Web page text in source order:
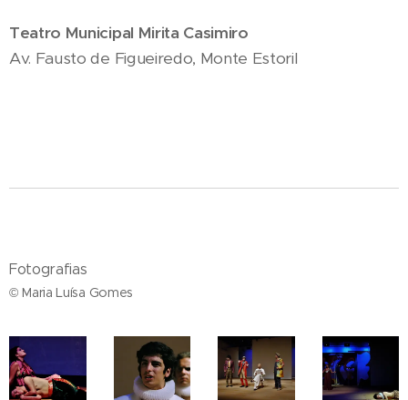
Teatro Municipal Mirita Casimiro
Av. Fausto de Figueiredo, Monte Estoril
Fotografias
© Maria Luísa Gomes